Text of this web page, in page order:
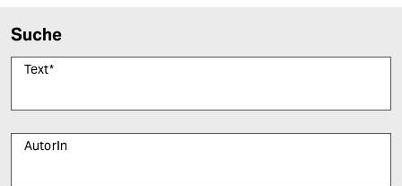
Suche
Text*
AutorIn